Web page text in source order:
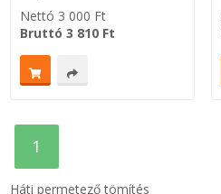
O-GYŰRŰ
Nettó 3 000 Ft
Bruttó3 810 Ft
1
Háti permetező tömítés